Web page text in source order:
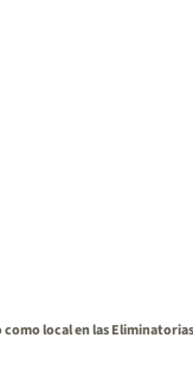
local en las